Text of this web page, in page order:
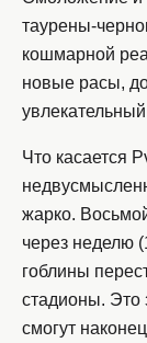
таурены-
кошмарной
новые расы,
Что касается
жарко.
через неделю
гоблины
стадионы. Это
смогут